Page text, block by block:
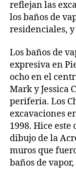
reflejan las
los baños de
residenciales,
Los baños de
expresiva en
ocho en el
Mark y Jessica
periferia. Los
excavaciones
1998. Hice
dibujo de la
muros que
baños de